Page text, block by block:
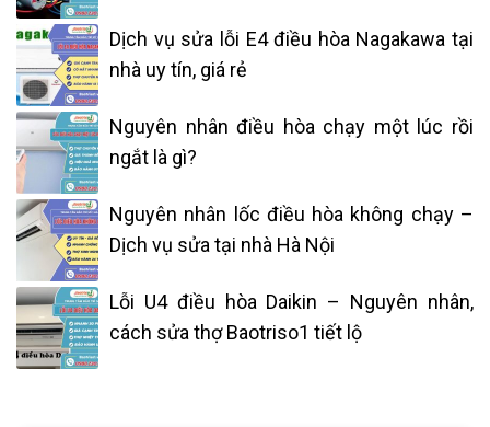
Dịch vụ sửa lỗi E4 điều hòa Nagakawa tại
nhà uy tín, giá rẻ
Nguyên nhân điều hòa chạy một lúc rồi
ngắt là gì?
Nguyên nhân lốc điều hòa không chạy –
Dịch vụ sửa tại nhà Hà Nội
Lỗi U4 điều hòa Daikin – Nguyên nhân,
cách sửa thợ Baotriso1 tiết lộ